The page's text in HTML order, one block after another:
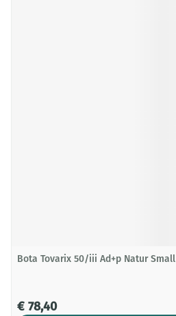
Bota Tovarix 50/iii Ad+p Natur Small
€ 78,40